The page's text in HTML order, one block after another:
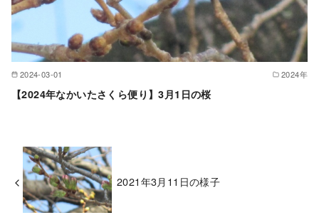
2024-03-01 2024年
【2024年なかいたさくら便り】3月1日の桜
2021年3月11日の様子